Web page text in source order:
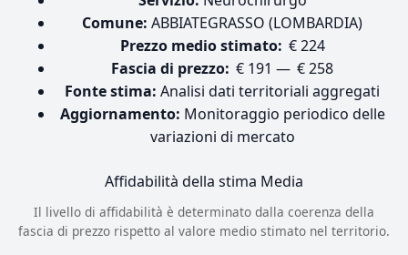
Comune: ABBIATEGRASSO (LOMBARDIA)
Prezzo medio stimato: € 224
Fascia di prezzo: € 191 — € 258
Fonte stima: Analisi dati territoriali aggregati
Aggiornamento: Monitoraggio periodico delle
variazioni di mercato
Affidabilità della stima Media
Il livello di affidabilità è determinato dalla coerenza della
fascia di prezzo rispetto al valore medio stimato nel territorio.